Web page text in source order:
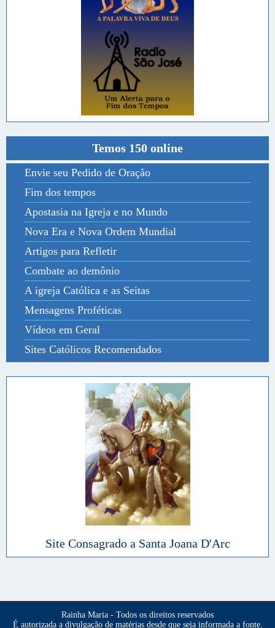
Temos 150 online
Envie seu Pedido de Oração
Fim dos tempos
Apostasia na Igreja e no Mundo
Nova Era e Nova Ordem Mundial
Artigos para Refletir
Combate ao demônio
A igreja Católica e as Seitas
Mensagens Proféticas
Vídeos em Geral
Sites Católicos Recomendados
Site Consagrado a Santa Joana D'Arc
Rainha Maria - Todos os direitos reservados
É autorizada a divulgação de matérias desde que seja informada a fonte.